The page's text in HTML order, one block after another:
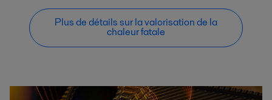
Plus de détails sur la valorisation de la
chaleur fatale